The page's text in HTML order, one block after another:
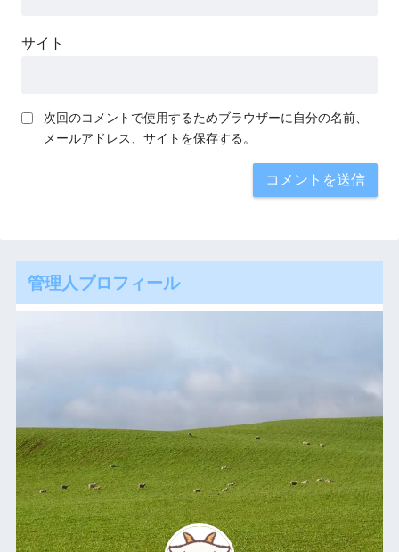
サイト
次回のコメントで使用するためブラウザーに自分の名前、
メールアドレス、サイトを保存する。
管理人プロフィール